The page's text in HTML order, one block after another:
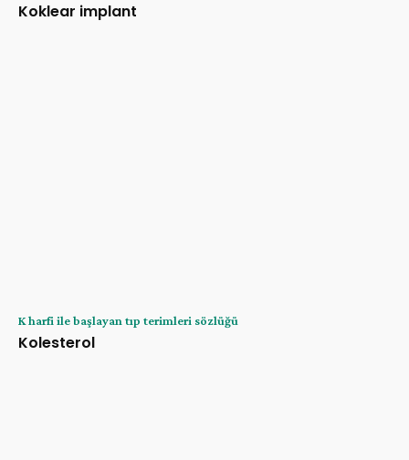
Koklear implant
K harfi ile başlayan tıp terimleri sözlüğü
Kolesterol